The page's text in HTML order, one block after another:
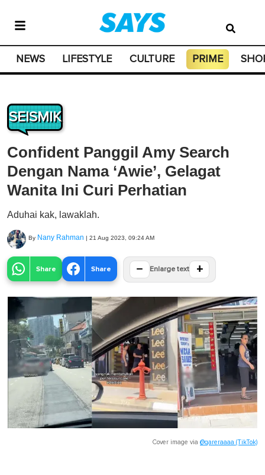
NEWS LIFESTYLE CULTURE PRIME
SEISMIK
Confident Panggil Amy Search
Dengan Nama ‘Awie’, Gelagat
Wanita Ini Curi Perhatian
Aduhai kak, lawaklah.
By Nany Rahman | 21 Aug 2023, 09:24 AM
Share Share − Enlarge text +
Cover image via @qareraaaa (TikTok)